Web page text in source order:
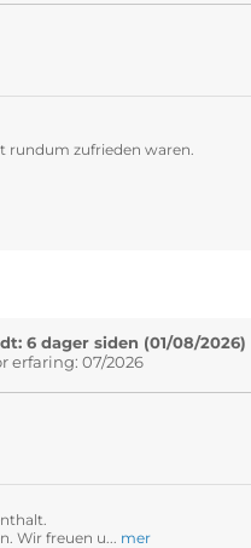
rundum zufrieden waren.
6 dager siden (01/08/2026)
erfaring: 07/2026
Wir freuen u... mer